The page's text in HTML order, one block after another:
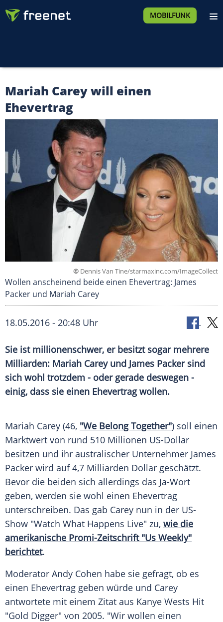
MOBILFUNK
Mariah Carey will einen
Ehevertrag
© Dennis Van Tine/starmaxinc.com/ImageCollect
Wollen anscheinend beide einen Ehevertrag: James
Packer und Mariah Carey
18.05.2016 - 20:48 Uhr
Sie ist millionenschwer, er besitzt sogar mehrere
Milliarden: Mariah Carey und James Packer sind
sich wohl trotzdem - oder gerade deswegen -
einig, dass sie einen Ehevertrag wollen.
Mariah Carey (46, "We Belong Together") soll einen
Marktwert von rund 510 Millionen US-Dollar
besitzen und ihr australischer Unternehmer James
Packer wird auf 4,7 Milliarden Dollar geschätzt.
Bevor die beiden sich allerdings das Ja-Wort
geben, werden sie wohl einen Ehevertrag
unterschreiben. Das gab Carey nun in der US-
Show "Watch What Happens Live" zu, wie die
amerikanische Promi-Zeitschrift "Us Weekly"
berichtet.
Moderator Andy Cohen habe sie gefragt, ob es
einen Ehevertrag geben würde und Carey
antwortete mit einem Zitat aus Kanye Wests Hit
"Gold Digger" von 2005. "Wir wollen einen